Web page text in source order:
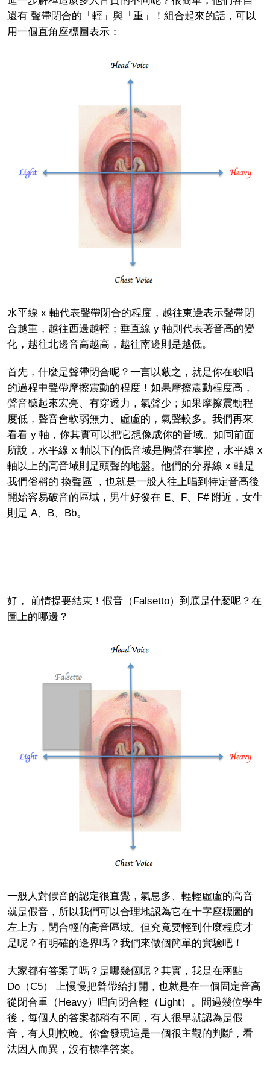
還有 聲帶閉合的「輕」與「重」
！組合起來的話，可以
用一個直角座標圖表示：
水平線 x 軸代表聲帶閉合的程度，越往東邊表示聲帶閉
合越重，越往西邊越輕；垂直線 y 軸則代表著音高的變
化，越往北邊音高越高，越往南邊則是越低。
首先，什麼是聲帶閉合呢？一言以蔽之，就是你在歌唱
的過程中聲帶摩擦震動的程度！如果摩擦震動程度高，
聲音聽起來宏亮、有穿透力，氣聲少；如果摩擦震動程
度低，聲音會軟弱無力、虛虛的，氣聲較多。我們再來
看看 y 軸，你其實可以把它想像成你的音域。如同前面
所說，水平線 x 軸以下的低音域是胸聲在掌控，水平線 x
軸以上的高音域則是頭聲的地盤。他們的分界線 x 軸是
我們俗稱的 換聲區 ，也就是一般人往上唱到特定音高後
開始容易破音的區域，男生好發在 E、F、F# 附近，女生
則是 A、B、Bb。
好， 前情提要結束！ 假音（Falsetto） 到底是什麼呢？在
圖上的哪邊？
一般人對假音的認定很直覺，氣息多、輕輕虛虛的高音
就是假音，所以我們可以合理地認為它在十字座標圖的
左上方，閉合輕的高音區域。但究竟要輕到什麼程度才
是呢？有明確的邊界嗎？我們來做個簡單的實驗吧！
大家都有答案了嗎？是哪幾個呢？其實，我是在兩點
Do（C5） 上慢慢把聲帶給打開，也就是在一個固定音高
從閉合重（Heavy）唱向閉合輕（Light）。問過幾位學生
後，每個人的答案都稍有不同，有人很早就認為是假
音，有人則較晚。你會發現這是一個很主觀的判斷，看
法因人而異，沒有標準答案。